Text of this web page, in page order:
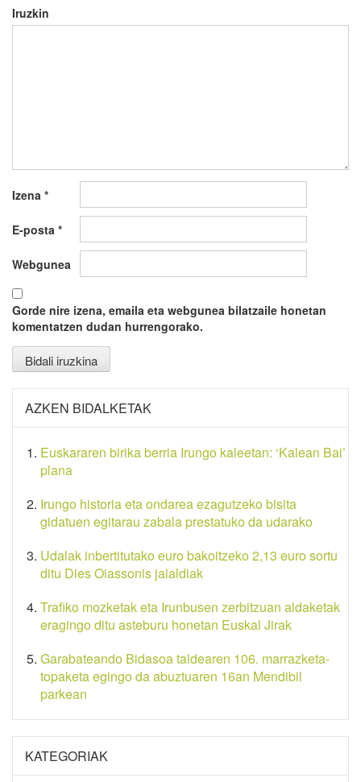
Iruzkin
Izena *
E-posta *
Webgunea
Gorde nire izena, emaila eta webgunea bilatzaile honetan
komentatzen dudan hurrengorako.
AZKEN BIDALKETAK
Euskararen birika berria Irungo kaleetan: ‘Kalean Bai’
plana
Irungo historia eta ondarea ezagutzeko bisita
gidatuen egitarau zabala prestatuko da udarako
Udalak inbertitutako euro bakoitzeko 2,13 euro sortu
ditu Dies Oiassonis jaialdiak
Trafiko mozketak eta Irunbusen zerbitzuan aldaketak
eragingo ditu asteburu honetan Euskal Jirak
Garabateando Bidasoa taldearen 106. marrazketa-
topaketa egingo da abuztuaren 16an Mendibil
parkean
KATEGORIAK